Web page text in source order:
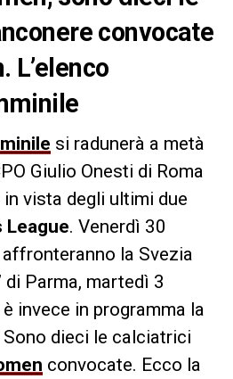
convocate
L’elenco
si radunerà a metà
Giulio Onesti di Roma
vista degli ultimi due
League. Venerdì 30
la Svezia
di Parma, martedì 3
invece in programma la
dieci le calciatrici
convocate. Ecco la